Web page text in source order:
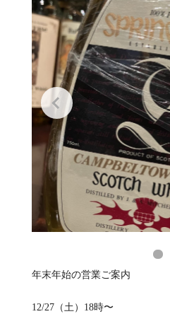
年末年始の営業ご案内
12/27（土）18時〜